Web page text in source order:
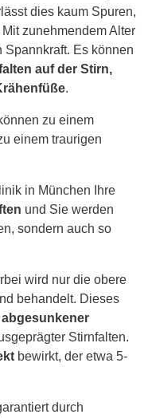
dies kaum Spuren,
zunehmendem Alter
Es können
auf der Stirn,
.
zu einem
einem traurigen
in München Ihre
und Sie werden
sondern auch so
wird nur die obere
behandelt. Dieses
abgesunkener
Stirnfalten.
bewirkt, der etwa 5-
durch